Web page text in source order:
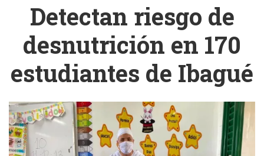
Detectan riesgo de
desnutrición en 170
estudiantes de Ibagué